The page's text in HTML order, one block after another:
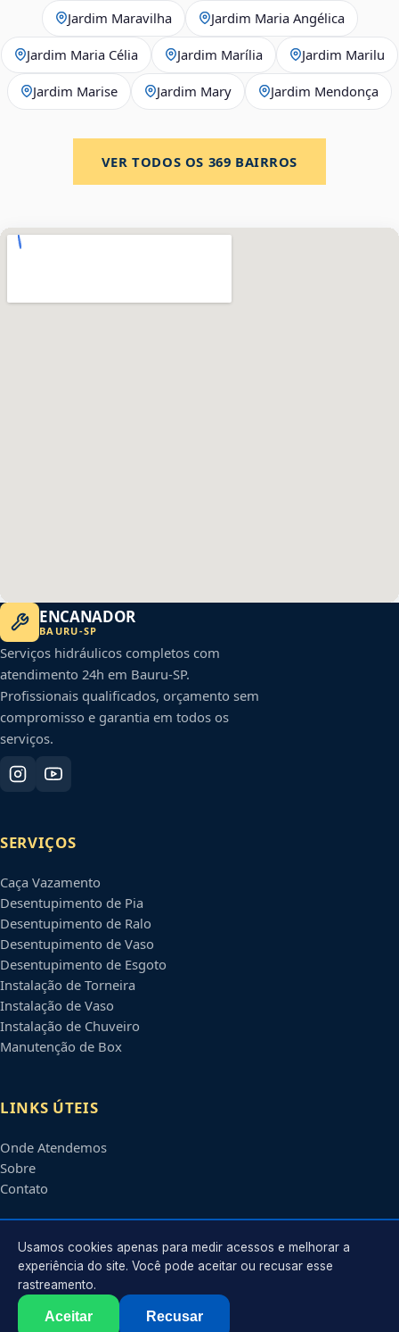
Jardim Maravilha Jardim Maria Angélica
Jardim Maria Célia Jardim Marília Jardim Marilu
Jardim Marise Jardim Mary Jardim Mendonça
VER TODOS OS 369 BAIRROS
ENCANADOR
BAURU-SP
Serviços hidráulicos completos com
atendimento 24h em Bauru-SP.
Profissionais qualificados, orçamento sem
compromisso e garantia em todos os
serviços.
SERVIÇOS
Caça Vazamento
Desentupimento de Pia
Desentupimento de Ralo
Desentupimento de Vaso
Desentupimento de Esgoto
Instalação de Torneira
Instalação de Vaso
Instalação de Chuveiro
Manutenção de Box
LINKS ÚTEIS
Onde Atendemos
Sobre
Contato
CONTATO
Atendimento em
contato@encanadoresbauru.com.br
Usamos cookies apenas para medir acessos e melhorar a
experiência do site. Você pode aceitar ou recusar esse
rastreamento.
Aceitar Recusar